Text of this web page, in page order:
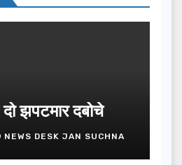
झपटमार दबोचे
NEWS DESK JAN SUCHNA